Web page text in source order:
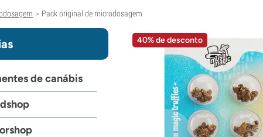
> Pack original de microdosagem
40% de desconto
de canábis